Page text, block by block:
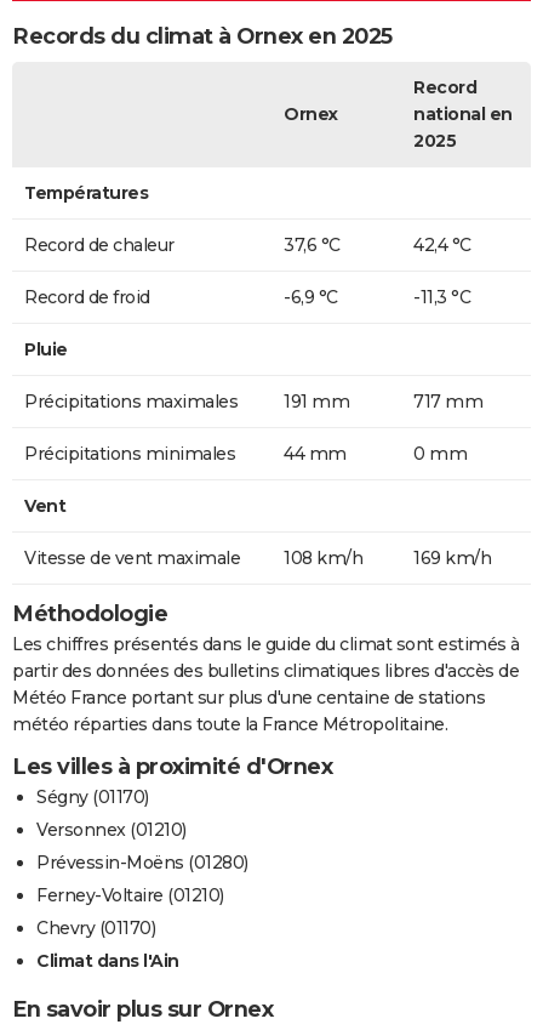
Records du climat à Ornex en 2025
Ornex
Record
national en
2025
Températures
Record de chaleur 37,6 °C 42,4 °C
Record de froid -6,9 °C -11,3 °C
Pluie
Précipitations maximales 191 mm 717 mm
Précipitations minimales 44 mm 0 mm
Vent
Vitesse de vent maximale 108 km/h 169 km/h
Méthodologie
Les chiffres présentés dans le guide du climat sont estimés à
partir des données des bulletins climatiques libres d'accès de
Météo France portant sur plus d'une centaine de stations
météo réparties dans toute la France Métropolitaine.
Les villes à proximité d'Ornex
Ségny (01170)
Versonnex (01210)
Prévessin-Moëns (01280)
Ferney-Voltaire (01210)
Chevry (01170)
Climat dans l'Ain
En savoir plus sur Ornex